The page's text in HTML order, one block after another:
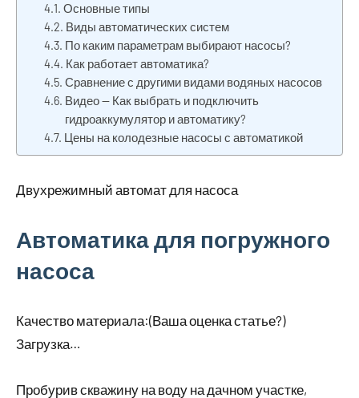
Основные типы
Виды автоматических систем
По каким параметрам выбирают насосы?
Как работает автоматика?
Сравнение с другими видами водяных насосов
Видео — Как выбрать и подключить
гидроаккумулятор и автоматику?
Цены на колодезные насосы с автоматикой
Двухрежимный автомат для насоса
Автоматика для погружного
насоса
Качество материала:(Ваша оценка статье?)
Загрузка…
Пробурив скважину на воду на дачном участке,